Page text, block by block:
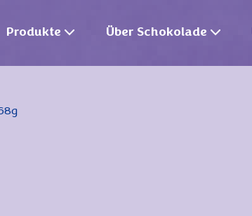
Produkte Über Schokolade